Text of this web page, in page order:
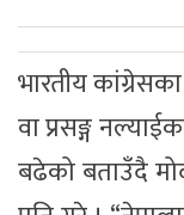
भारतीय
वा प्रसङ्ग
बढेको बताउँदै